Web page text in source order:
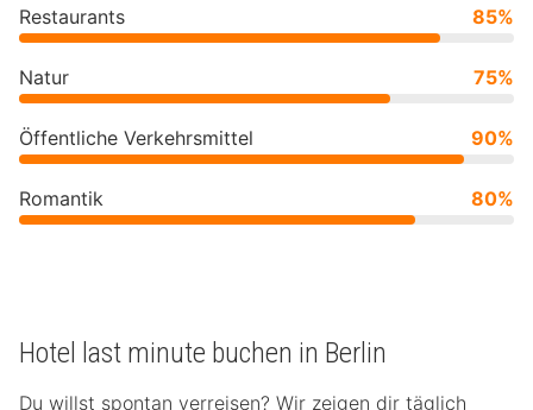
Restaurants 85%
Natur 75%
Öffentliche Verkehrsmittel 90%
Romantik 80%
Hotel last minute buchen in Berlin
Du willst spontan verreisen? Wir zeigen dir täglich